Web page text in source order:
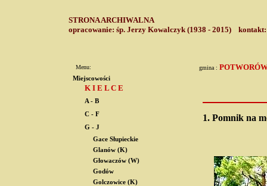
STRONA ARCHIWALNA
opracowanie: śp. Jerzy Kowalczyk (1938 - 2015)
Menu:
Miejscowości
K I E L C E
A - B
C - F
G - J
Gace Słupieckie
Glanów (K)
Głowaczów (W)
Godów
Golczowice (K)
gmina :
1. Pomnik na